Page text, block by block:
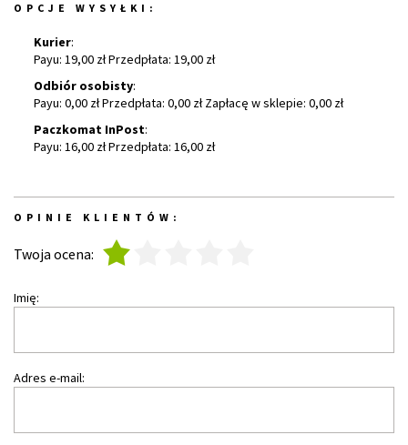
OPCJE WYSYŁKI:
Kurier:
Payu: 19,00 zł Przedpłata: 19,00 zł
Odbiór osobisty:
Payu: 0,00 zł Przedpłata: 0,00 zł Zapłacę w sklepie: 0,00 zł
Paczkomat InPost:
Payu: 16,00 zł Przedpłata: 16,00 zł
OPINIE KLIENTÓW:
Twoja ocena:
Imię:
Adres e-mail: